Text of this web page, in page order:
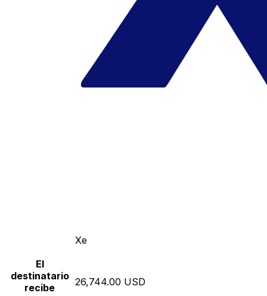
Xe
El
destinatario
recibe
26,744.00 USD